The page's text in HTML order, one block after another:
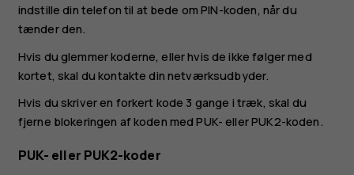
indstille din telefon til at bede om PIN-koden, når du
tænder den.
Hvis du glemmer koderne, eller hvis de ikke følger med
kortet, skal du kontakte din netværksudbyder.
Hvis du skriver en forkert kode 3 gange i træk, skal du
fjerne blokeringen af koden med PUK- eller PUK2-koden.
PUK- eller PUK2-koder